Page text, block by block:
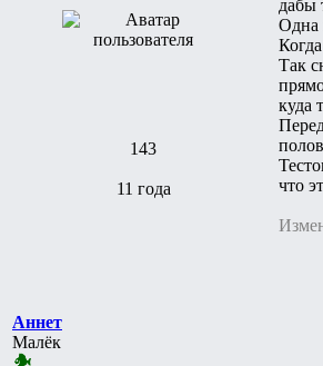
143
11 года
дабы
Одна
Так
куда
что
Аннет
Малёк